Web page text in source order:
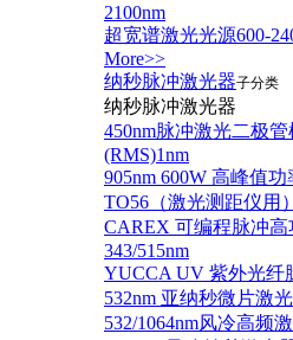
2100nm
超宽谱激光光源600-
More>>
纳秒脉冲激光器子分类
纳秒脉冲激光器
450nm脉冲激光二极
(RMS)1nm
905nm 600W 高峰值
TO56（激光测距仪用）
CAREX 可编程脉冲
343/515nm
YUCCA UV 紫外光纤
532nm 亚纳秒微片激
532/1064nm风冷高频